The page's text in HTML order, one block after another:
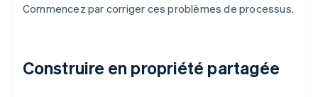
Commencez par corriger ces problèmes de processus.
Construire en propriété partagée